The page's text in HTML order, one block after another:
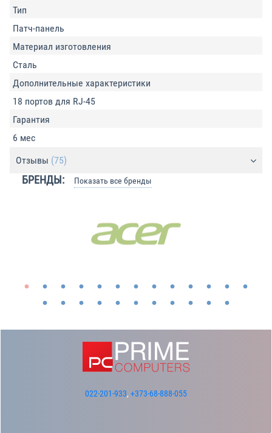
Тип
Патч-панель
Материал изготовления
Сталь
Дополнительные характеристики
18 портов для RJ-45
Гарантия
6 мес
Отзывы (75)
БРЕНДЫ: Показать все бренды
022-201-933, +373-68-888-055